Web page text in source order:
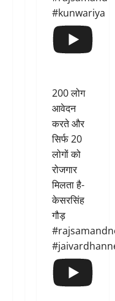
#kunwariya
200 लोग
आवेदन
करते और
सिर्फ 20
लोगों को
रोजगार
मिलता है-
केसरसिंह
गौड़